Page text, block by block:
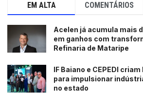
EM ALTA COMENTÁRIOS
Acelen já acumula mais
em ganhos com
Refinaria de Mataripe
IF Baiano e CEPEDI
para impulsionar
no estado